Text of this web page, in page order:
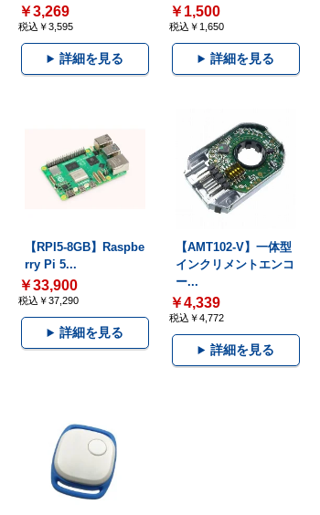
￥3,269
税込￥3,595
詳細を見る
￥1,500
税込￥1,650
詳細を見る
【RPI5-8GB】Raspbe
rry Pi 5...
￥33,900
税込￥37,290
詳細を見る
【AMT102-V】一体型
インクリメントエンコ
ー...
￥4,339
税込￥4,772
詳細を見る